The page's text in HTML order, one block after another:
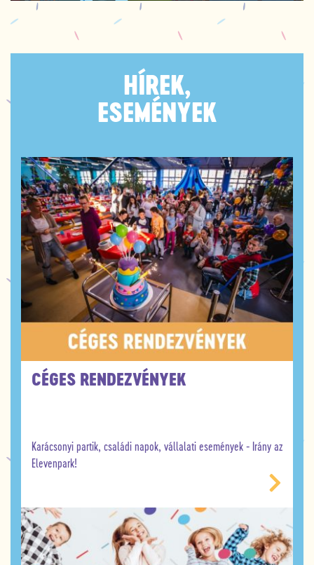
HÍREK,
ESEMÉNYEK
CÉGES RENDEZVÉNYEK
Karácsonyi partik, családi napok, vállalati események - Irány az
Elevenpark!